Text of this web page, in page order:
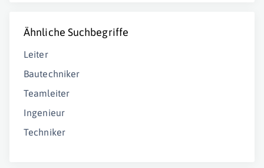
Ähnliche Suchbegriffe
Leiter
Bautechniker
Teamleiter
Ingenieur
Techniker